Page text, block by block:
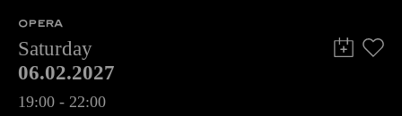
OPERA
Saturday
06.02.2027
19:00 - 22:00